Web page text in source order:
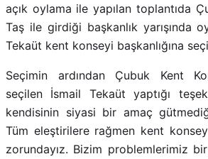
açık oylama ile yapılan toplantıda
Taş ile girdiği başkanlık yarışında
Tekaüt kent konseyi başkanlığına
Seçimin ardından Çubuk Kent
seçilen İsmail Tekaüt yaptığı
kendisinin siyasi bir amaç
Tüm eleştirilere rağmen kent
zorundayız. Bizim problemlerimiz